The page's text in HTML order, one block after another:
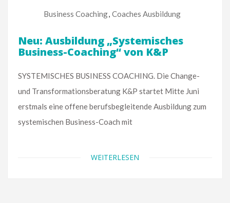
Business Coaching, Coaches Ausbildung
Neu: Ausbildung „Systemisches
Business-Coaching“ von K&P
SYSTEMISCHES BUSINESS COACHING. Die Change-
und Transformationsberatung K&P startet Mitte Juni
erstmals eine offene berufsbegleitende Ausbildung zum
systemischen Business-Coach mit
WEITERLESEN